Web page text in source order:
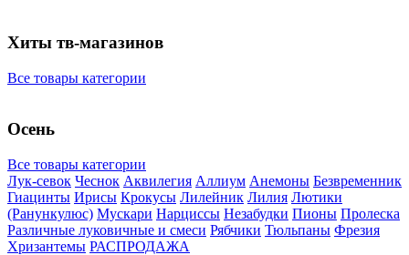
Хиты тв-магазинов
Все товары категории
Осень
Все товары категории
Лук-севок Чеснок Аквилегия Аллиум Анемоны Безвременник
Гиацинты Ирисы Крокусы Лилейник Лилия Лютики
(Ранункулюс) Мускари Нарцисcы Незабудки Пионы Пролеска
Различные луковичные и смеси Рябчики Тюльпаны Фрезия
Хризантемы РАСПРОДАЖА